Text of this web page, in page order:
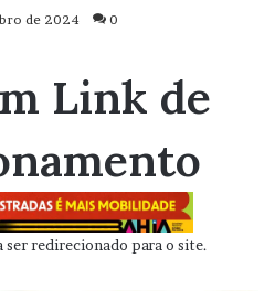
de 2024 0
Link de
ser redirecionado para o site.